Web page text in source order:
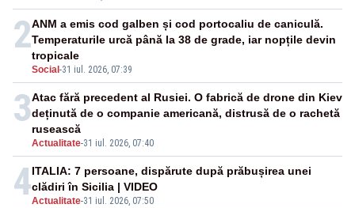
2
Social -31 iul. 2026, 07:39
ANM a emis cod galben și cod portocaliu de caniculă.
Temperaturile urcă până la 38 de grade, iar nopțile devin
tropicale
3
Actualitate-31 iul. 2026, 07:40
Atac fără precedent al Rusiei. O fabrică de drone din Kiev
deținută de o companie americană, distrusă de o rachetă
rusească
4Actualitate-31 iul. 2026, 07:50
ITALIA: 7 persoane, dispărute după prăbușirea unei
clădiri în Sicilia | VIDEO